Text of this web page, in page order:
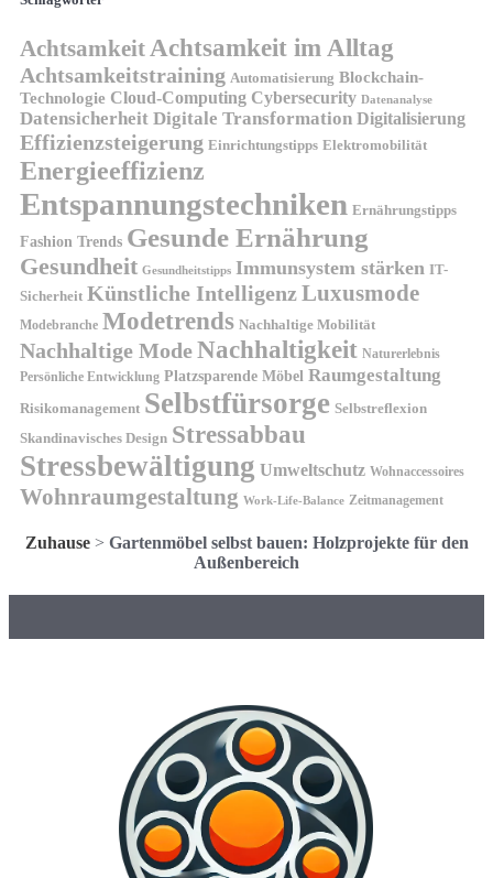
AchtsamkeitAchtsamkeit im Alltag
Achtsamkeitstraining Automatisierung Blockchain-
Technologie Cloud-Computing Cybersecurity Datenanalyse
Datensicherheit Digitale Transformation Digitalisierung
Effizienzsteigerung Einrichtungstipps Elektromobilität
Energieeffizienz
Entspannungstechniken Ernährungstipps
Fashion Trends Gesunde Ernährung
Gesundheit Gesundheitstipps Immunsystem stärken IT-
Sicherheit Künstliche IntelligenzLuxusmode
Modebranche Modetrends Nachhaltige Mobilität
Nachhaltige ModeNachhaltigkeit Naturerlebnis
Persönliche Entwicklung Platzsparende Möbel Raumgestaltung
Risikomanagement Selbstfürsorge Selbstreflexion
Skandinavisches Design Stressabbau
Stressbewältigung Umweltschutz Wohnaccessoires
Wohnraumgestaltung Work-Life-Balance Zeitmanagement
Zuhause> Gartenmöbel selbst bauen: Holzprojekte für den
Außenbereich